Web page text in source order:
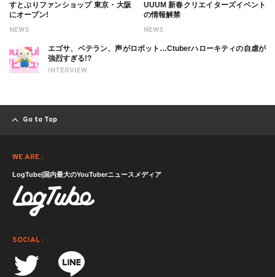
NEWS
すとぷりファンショップ 東京・大阪
にオープン!
NEWS
UUUM 新春クリエイターズイベント
の情報解禁
INTERVIEW
エゴサ、ベテラン、声がロボット…Ctuberハローキティの自虐が
強烈すぎる!?
Go to Top
WE ARE :
LogTube|国内最大のYouTuberニュースメディア
SOCIAL :